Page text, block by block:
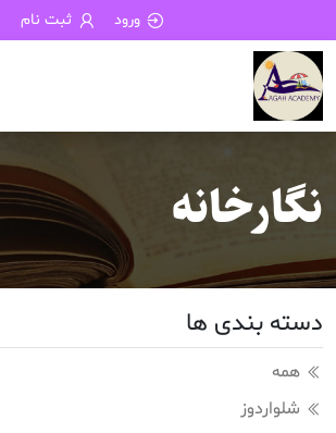
ورود ثبت نام
نگارخانه
دسته بندی ها
همه
شلواردوز